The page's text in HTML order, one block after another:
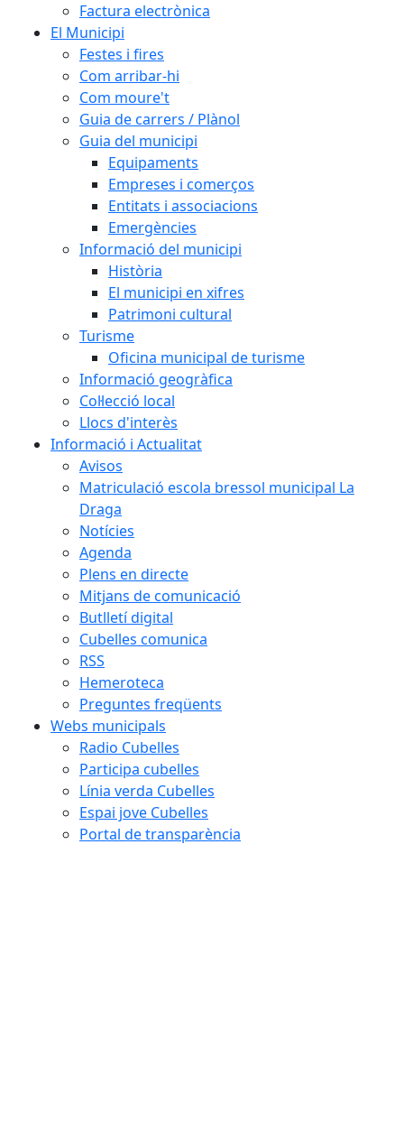
Factura electrònica
El Municipi
Festes i fires
Com arribar-hi
Com moure't
Guia de carrers / Plànol
Guia del municipi
Equipaments
Empreses i comerços
Entitats i associacions
Emergències
Informació del municipi
Història
El municipi en xifres
Patrimoni cultural
Turisme
Oficina municipal de turisme
Informació geogràfica
Col·lecció local
Llocs d'interès
Informació i Actualitat
Avisos
Matriculació escola bressol municipal La
Draga
Notícies
Agenda
Plens en directe
Mitjans de comunicació
Butlletí digital
Cubelles comunica
RSS
Hemeroteca
Preguntes freqüents
Webs municipals
Radio Cubelles
Participa cubelles
Línia verda Cubelles
Espai jove Cubelles
Portal de transparència